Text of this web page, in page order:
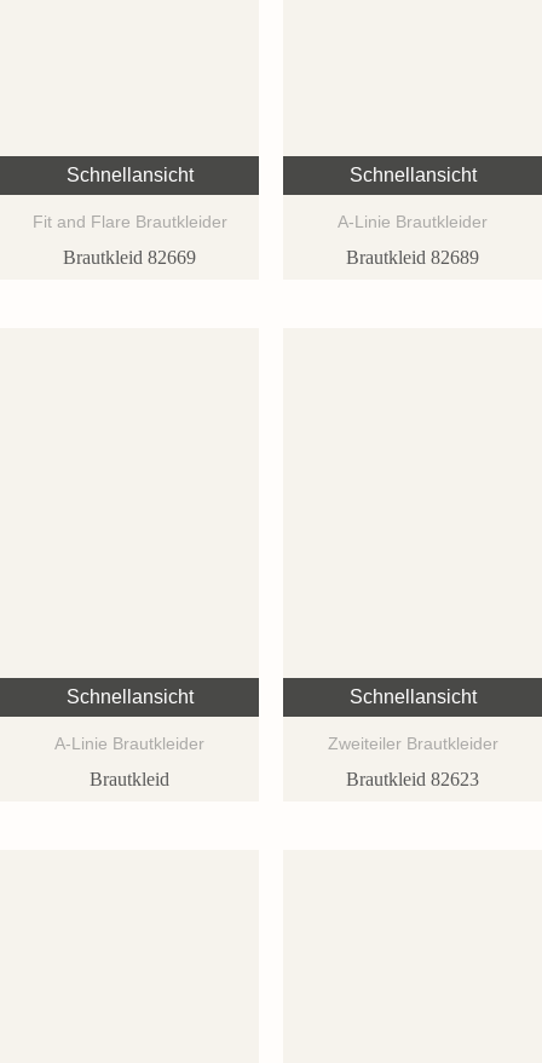
Schnellansicht
Fit and Flare Brautkleider
Brautkleid 82669
Schnellansicht
A-Linie Brautkleider
Brautkleid 82689
Schnellansicht
A-Linie Brautkleider
Brautkleid
Schnellansicht
Zweiteiler Brautkleider
Brautkleid 82623